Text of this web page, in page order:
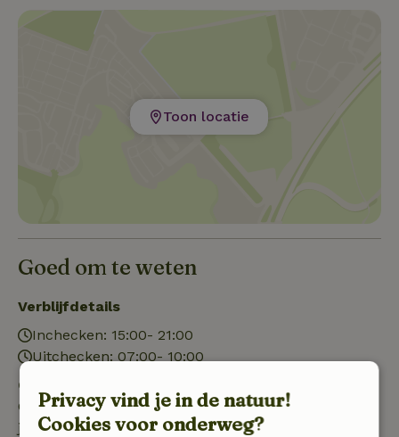
Toon locatie
Goed om te weten
Verblijfdetails
Inchecken: 15:00- 21:00
Uitchecken: 07:00- 10:00
Gratis annuleren binnen 7 dagen
Gratis annuleren binnen 7 dagen na bevestiging van
je boeking, bij een boekingsaanvraag meer dan 28
Privacy vind je in de natuur!
Cookies voor onderweg?